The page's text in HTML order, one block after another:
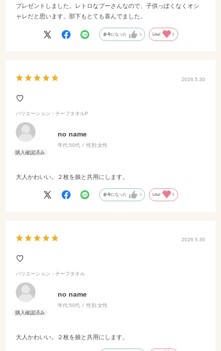
プレゼントしました。レトロなプーさんなので、子供っぽくなくオシ
ャレだと思います。部下もとても喜んでました。
参考になった 1 Like! 0
2026.5.30
♡
バリエーション：チーフタオルP
no name
年代:50代 性別:女性
大人かわいい。２枚を娘と共用にします。
参考になった 1 Like! 0
2026.5.30
♡
バリエーション：チーフタオル
no name
年代:50代 性別:女性
大人かわいい。２枚を娘と共用にします。